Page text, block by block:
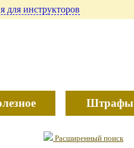
для инструкторов
Штрафы
Расширенный поиск